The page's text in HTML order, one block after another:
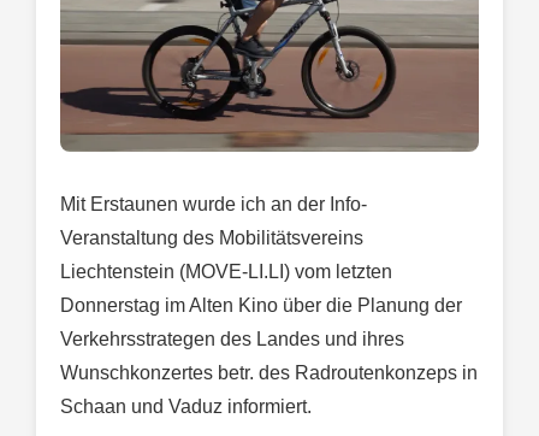
Mit Erstaunen wurde ich an der Info-
Veranstaltung des Mobilitätsvereins
Liechtenstein (MOVE-LI.LI) vom letzten
Donnerstag im Alten Kino über die Planung der
Verkehrsstrategen des Landes und ihres
Wunschkonzertes betr. des Radroutenkonzeps in
Schaan und Vaduz informiert.